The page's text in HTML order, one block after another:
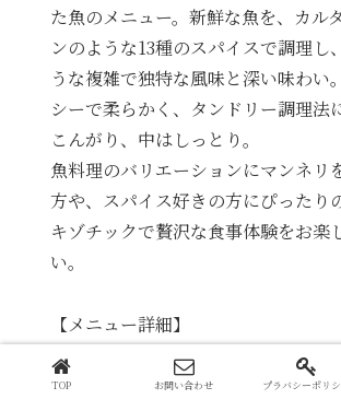
た魚のメニュー。新鮮な魚を、カル
ンのような13種のスパイスで調理し
うな複雑で独特な風味と深い味わい
シーで柔らかく、タンドリー調理法
こんがり、中はしっとり。
魚料理のバリエーションにマンネリ
方や、スパイス好きの方にぴったり
キゾチックで贅沢な食事体験をお楽
い。
【メニュー詳細】
13種のスパイス香るタンドリーフィ
TOP お問い合わせ プラバシーポリ